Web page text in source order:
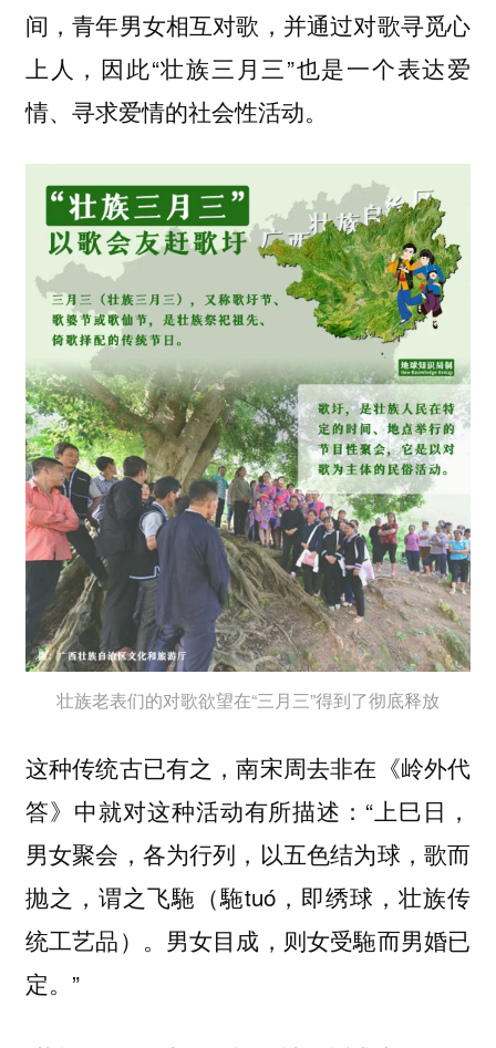
间，青年男女相互对歌，并通过对歌寻觅心
上人，因此“壮族三月三”也是一个表达爱
情、寻求爱情的社会性活动。
壮族老表们的对歌欲望在“三月三”得到了彻底释放
这种传统古已有之，南宋周去非在《岭外代
答》中就对这种活动有所描述：“上巳日，
男女聚会，各为行列， 以五色结为球，歌而
抛之，谓之飞駞 （駞tuó，即绣球，壮族传
统工艺品）。男女目成，则女受駞而男婚已
定。”